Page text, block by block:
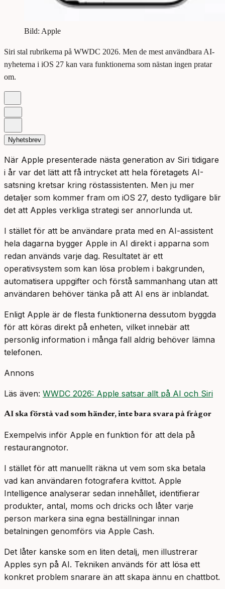
Bild: Apple
Siri stal rubrikerna på WWDC 2026. Men de mest användbara AI-
nyheterna i iOS 27 kan vara funktionerna som nästan ingen pratar
om.
Nyhetsbrev
När Apple presenterade nästa generation av Siri tidigare
i år var det lätt att få intrycket att hela företagets AI-
satsning kretsar kring röstassistenten. Men ju mer
detaljer som kommer fram om iOS 27, desto tydligare blir
det att Apples verkliga strategi ser annorlunda ut.
I stället för att be användare prata med en AI-assistent
hela dagarna bygger Apple in AI direkt i apparna som
redan används varje dag. Resultatet är ett
operativsystem som kan lösa problem i bakgrunden,
automatisera uppgifter och förstå sammanhang utan att
användaren behöver tänka på att AI ens är inblandat.
Enligt Apple är de flesta funktionerna dessutom byggda
för att köras direkt på enheten, vilket innebär att
personlig information i många fall aldrig behöver lämna
telefonen.
Annons
Läs även: WWDC 2026: Apple satsar allt på AI och Siri
AI ska förstå vad som händer, inte bara svara på frågor
Exempelvis inför Apple en funktion för att dela på
restaurangnotor.
I stället för att manuellt räkna ut vem som ska betala
vad kan användaren fotografera kvittot. Apple
Intelligence analyserar sedan innehållet, identifierar
produkter, antal, moms och dricks och låter varje
person markera sina egna beställningar innan
betalningen genomförs via Apple Cash.
Det låter kanske som en liten detalj, men illustrerar
Apples syn på AI. Tekniken används för att lösa ett
konkret problem snarare än att skapa ännu en chattbot.